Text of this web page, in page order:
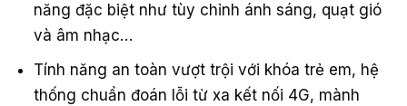
năng đặc biệt như tùy chỉnh ánh sáng, quạt gió
và âm nhạc…
Tính năng an toàn vượt trội với khóa trẻ em, hệ
thống chuẩn đoán lỗi từ xa kết nối 4G, mành